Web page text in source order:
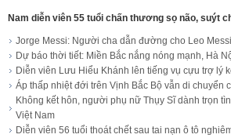
Nam diễn viên 55 tuổi chấn thương sọ não, suýt
Jorge Messi: Người cha dẫn đường cho Leo
Dự báo thời tiết: Miền Bắc nắng nóng mạnh, Hà
Diễn viên Lưu Hiểu Khánh lên tiếng vụ cựu trợ lý
Áp thấp nhiệt đới trên Vịnh Bắc Bộ vẫn di chuyển
Không kết hôn, người phụ nữ Thụy Sĩ dành trọn
Việt Nam
Diễn viên 56 tuổi thoát chết sau tai nạn ô tô